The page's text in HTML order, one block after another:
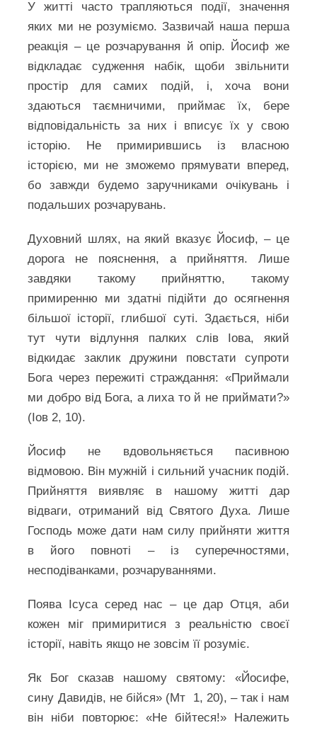
У житті часто трапляються події, значення
яких ми не розуміємо. Зазвичай наша перша
реакція – це розчарування й опір. Йосиф же
відкладає судження набік, щоби звільнити
простір для самих подій, і, хоча вони
здаються таємничими, приймає їх, бере
відповідальність за них і вписує їх у свою
історію. Не примирившись із власною
історією, ми не зможемо прямувати вперед,
бо завжди будемо заручниками очікувань і
подальших розчарувань.
Духовний шлях, на який вказує Йосиф, – це
дорога не пояснення, а прийняття. Лише
завдяки такому прийняттю, такому
примиренню ми здатні підійти до осягнення
більшої історії, глибшої суті. Здається, ніби
тут чути відлуння палких слів Іова, який
відкидає заклик дружини повстати супроти
Бога через пережиті страждання: «Приймали
ми добро від Бога, а лиха то й не приймати?»
(Іов 2, 10).
Йосиф не вдовольняється пасивною
відмовою. Він мужній і сильний учасник подій.
Прийняття виявляє в нашому житті дар
відваги, отриманий від Святого Духа. Лише
Господь може дати нам силу прийняти життя
в його повноті – із суперечностями,
несподіванками, розчаруваннями.
Поява Ісуса серед нас – це дар Отця, аби
кожен міг примиритися з реальністю своєї
історії, навіть якщо не зовсім її розуміє.
Як Бог сказав нашому святому: «Йосифе,
сину Давидів, не бійся» (Мт 1, 20), – так і нам
він ніби повторює: «Не бійтеся!» Належить